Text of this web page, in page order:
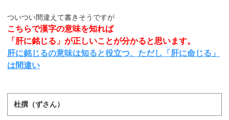
ついつい間違えて書きそうですが
こちらで漢字の意味を知れば
「肝に銘じる」が正しいことが分かると思います。
肝に銘じるの意味は知ると役立つ、ただし「肝に命じる」
は間違い
杜撰（ずさん）